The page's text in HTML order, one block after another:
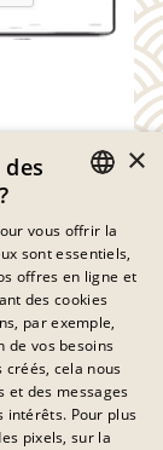
GERMAN
FRENCH
DANISH
SWEDISH
HUNGARIAN
×
vous offrir la
sont essentiels,
offres en ligne et
des cookies
par exemple,
de vos besoins
cela nous
et des messages
intérêts. Pour plus
pixels, sur la